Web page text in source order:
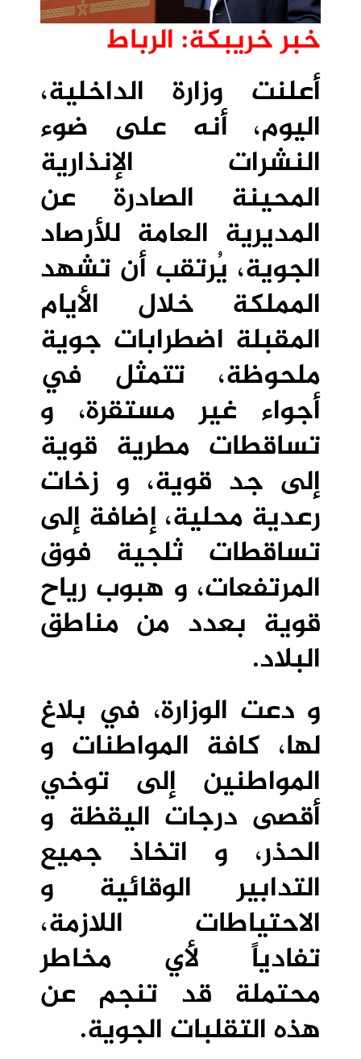
خبر خريبكة: الرباط
أعلنت وزارة الداخلية،
اليوم، أنه على ضوء
النشرات الإنذارية
المحينة الصادرة عن
المديرية العامة للأرصاد
الجوية، يُرتقب أن تشهد
المملكة خلال الأيام
المقبلة اضطرابات جوية
ملحوظة، تتمثل في
أجواء غير مستقرة، و
تساقطات مطرية قوية
إلى جد قوية، و زخات
رعدية محلية، إضافة إلى
تساقطات ثلجية فوق
المرتفعات، و هبوب رياح
قوية بعدد من مناطق
البلاد.
و دعت الوزارة، في بلاغ
لها، كافة المواطنات و
المواطنين إلى توخي
أقصى درجات اليقظة و
الحذر، و اتخاذ جميع
التدابير الوقائية و
الاحتياطات اللازمة،
تفادياً لأي مخاطر
محتملة قد تنجم عن
هذه التقلبات الجوية.